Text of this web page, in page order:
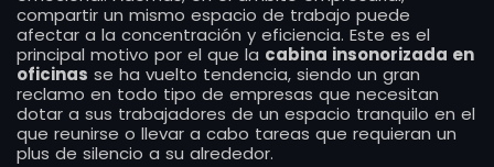
compartir un mismo espacio de trabajo puede
afectar a la concentración y eficiencia. Este es el
principal motivo por el que la cabina insonorizada en
oficinas se ha vuelto tendencia, siendo un gran
reclamo en todo tipo de empresas que necesitan
dotar a sus trabajadores de un espacio tranquilo en el
que reunirse o llevar a cabo tareas que requieran un
plus de silencio a su alrededor.